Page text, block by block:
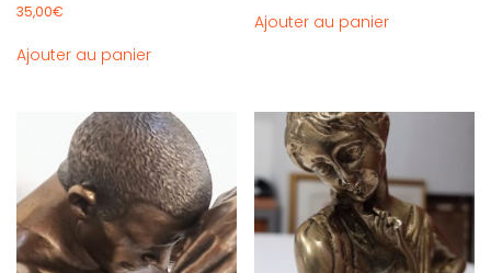
35,00€
Ajouter au panier
Ajouter au panier